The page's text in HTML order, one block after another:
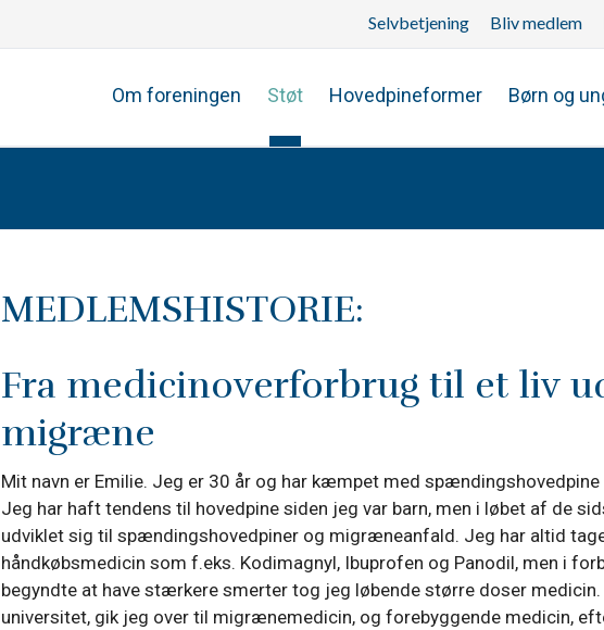
Selvbetjening Bliv medlem
Om foreningen Støt Hovedpineformer Børn og
MEDLEMSHISTORIE:
Fra medicinoverforbrug til et liv
migræne
Mit navn er Emilie. Jeg er 30 år og har kæmpet med spændingshovedpine
Jeg har haft tendens til hovedpine siden jeg var barn, men i løbet af de
udviklet sig til spændingshovedpiner og migræneanfald. Jeg har altid
håndkøbsmedicin som f.eks. Kodimagnyl, Ibuprofen og Panodil, men i
begyndte at have stærkere smerter tog jeg løbende større doser medicin.
universitet, gik jeg over til migrænemedicin, og forebyggende medicin,